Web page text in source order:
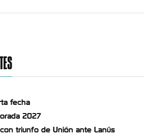
fecha
2027
triunfo de Unión ante Lanús